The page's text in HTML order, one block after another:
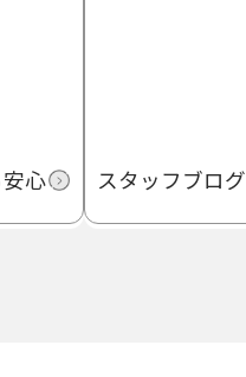
心 スタッフブログ